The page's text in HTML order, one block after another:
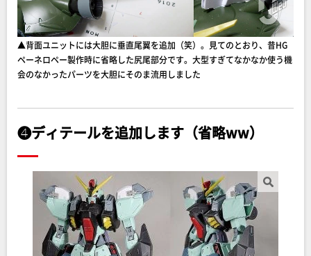
▲背面ユニットには大胆に垂直尾翼を追加（笑）。見てのとおり、昔HG
ペーネロペー製作時に省略した尻尾部分です。大型すぎてなかなか使う機
会のなかったパーツを大胆にそのま流用しました
❹ディテールを追加します（省略ww）